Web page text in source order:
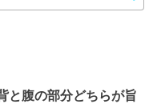
と腹の部分どちらが旨